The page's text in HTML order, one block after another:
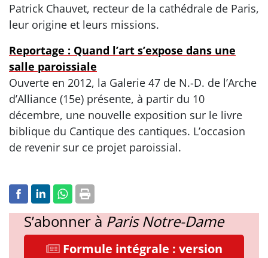
Patrick Chauvet, recteur de la cathédrale de Paris,
leur origine et leurs missions.
Reportage : Quand l’art s’expose dans une
salle paroissiale
Ouverte en 2012, la Galerie 47 de N.-D. de l’Arche
d’Alliance (15e) présente, à partir du 10
décembre, une nouvelle exposition sur le livre
biblique du Cantique des cantiques. L’occasion
de revenir sur ce projet paroissial.
S’abonner à Paris Notre-Dame
Formule intégrale : version